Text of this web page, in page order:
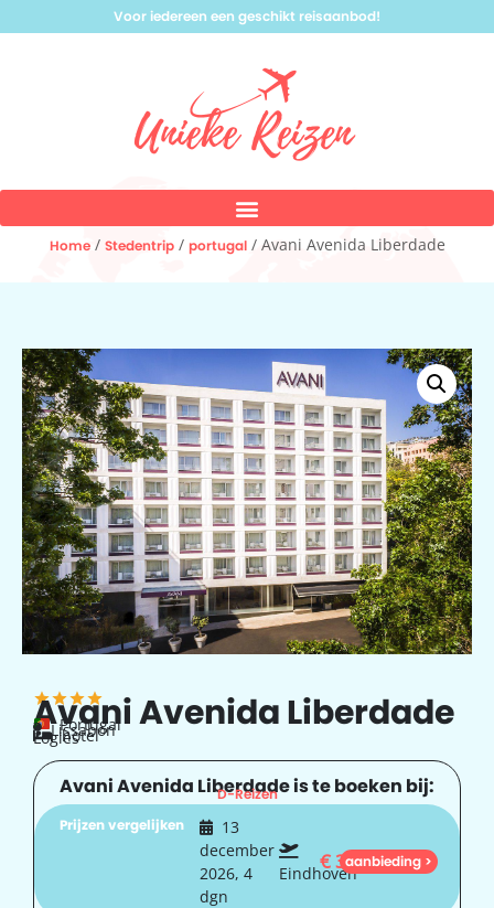
Voor iedereen een geschikt reisaanbod!
Home/ Stedentrip/ portugal/ Avani Avenida Liberdade
Avani Avenida Liberdade
Portugal
Lissabon
hotel
Logies
Avani Avenida Liberdade is te boeken bij:
D-Reizen
Prijzen vergelijken
13
december
2026, 4
dgn
Eindhoven
€301
aanbieding >